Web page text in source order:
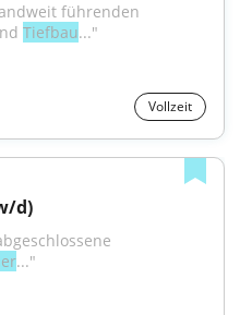
führenden
Tiefbau..."
Vollzeit
d)
..."